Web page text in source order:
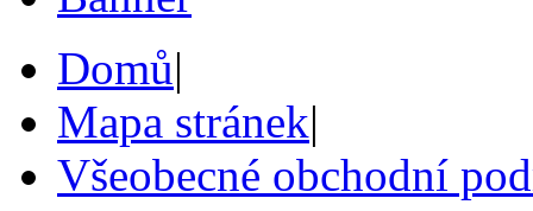
Domů|
Mapa stránek|
Všeobecné obchodní